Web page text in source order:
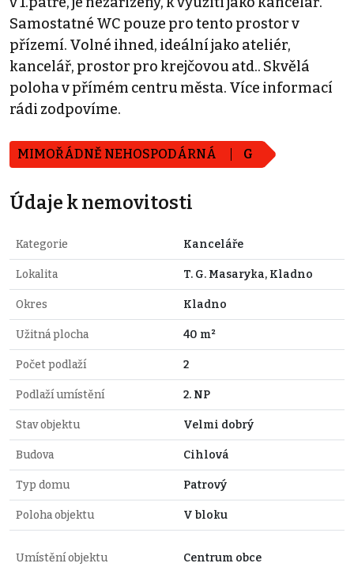
Samostatné WC pouze pro tento prostor v
přízemí. Volné ihned, ideální jako ateliér,
kancelář, prostor pro krejčovou atd.. Skvělá
poloha v přímém centru města. Více informací
rádi zodpovíme.
MIMOŘÁDNĚ NEHOSPODÁRNÁ G
Údaje k nemovitosti
Kategorie Kanceláře
Lokalita T. G. Masaryka, Kladno
Okres Kladno
Užitná plocha 40 m²
Počet podlaží 2
Podlaží umístění 2. NP
Stav objektu Velmi dobrý
Budova Cihlová
Typ domu Patrový
Poloha objektu V bloku
Umístění objektu Centrum obce